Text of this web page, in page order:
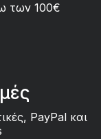
των 100€
PayPal και